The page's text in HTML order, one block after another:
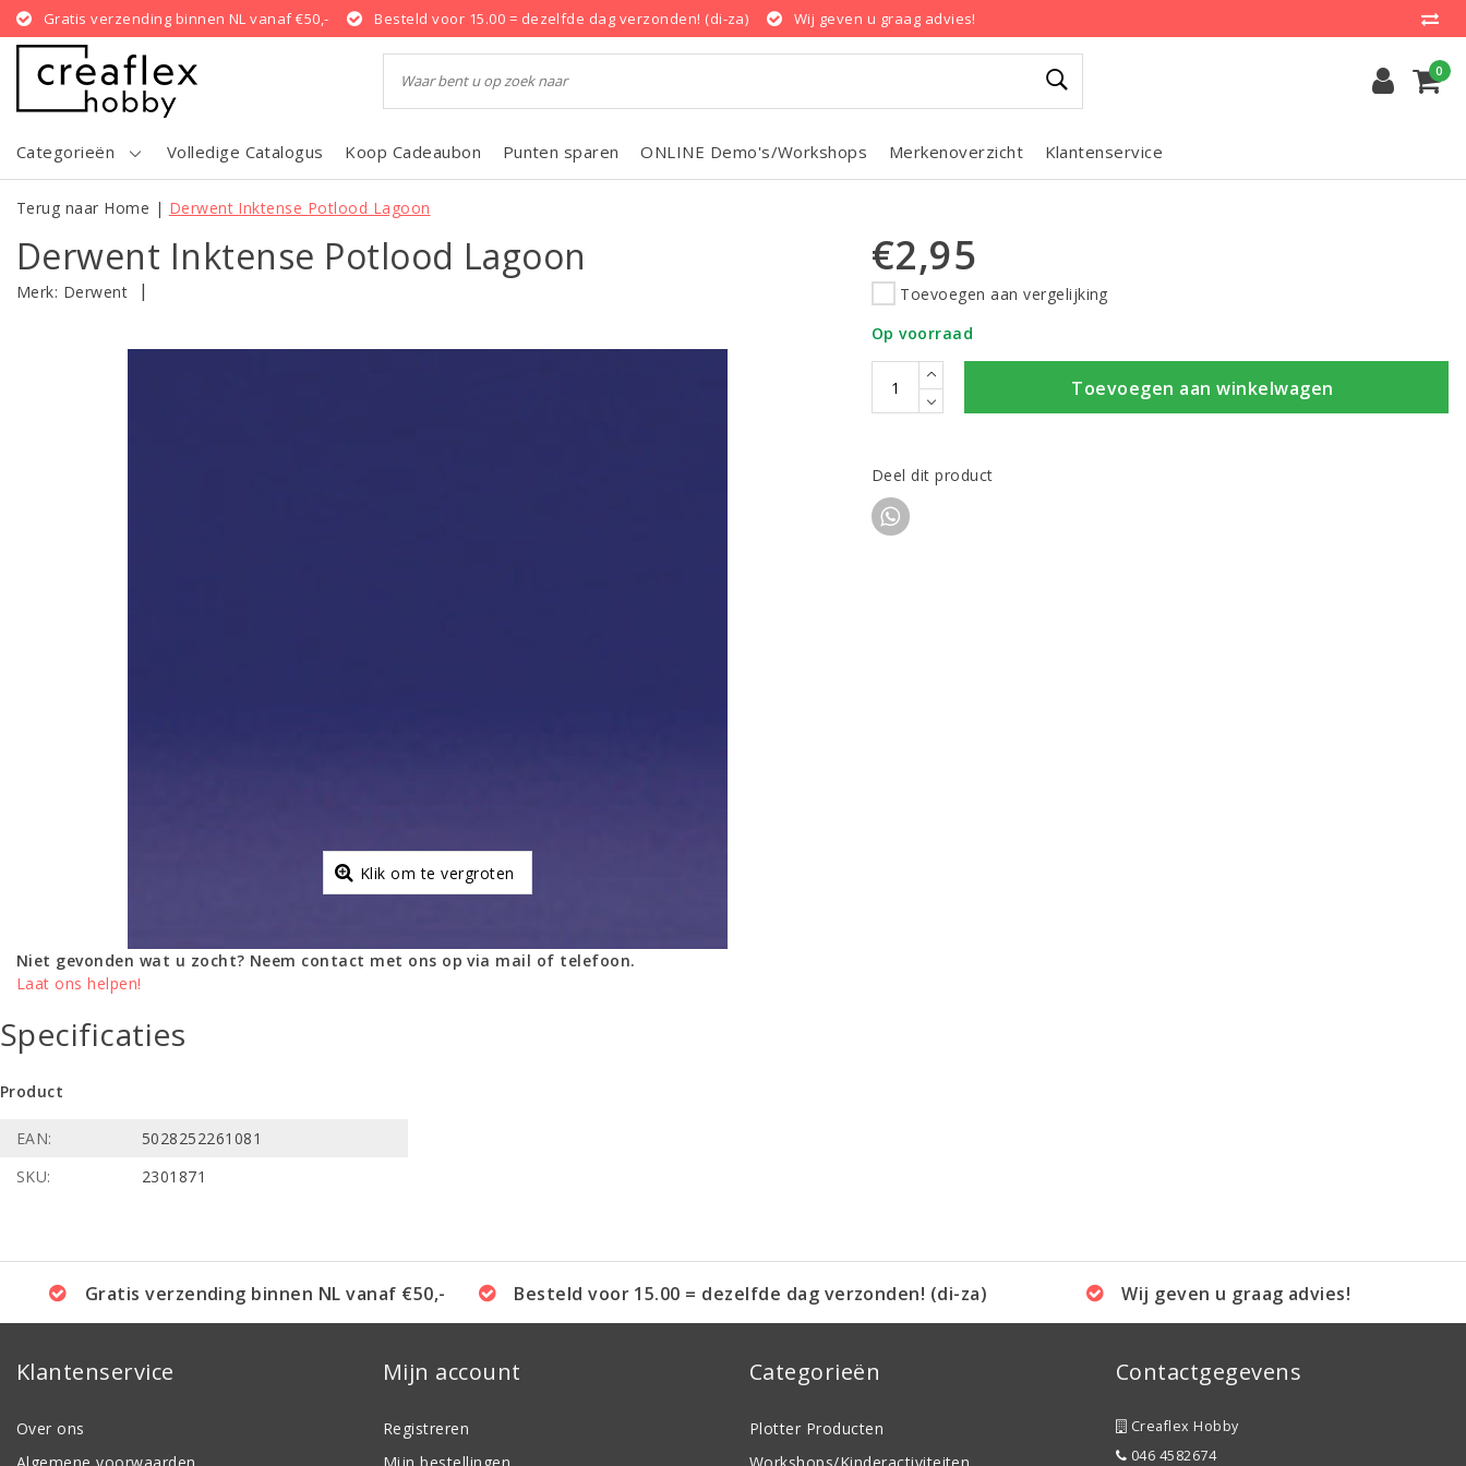
Gratis verzending binnen NL vanaf €50,- Besteld voor 15.00 = dezelfde dag verzonden! (di-za) Wij geven u graag advies!
0
Categorieën Volledige Catalogus Koop Cadeaubon Punten sparen ONLINE Demo's/Workshops Merkenoverzicht Klantenservice
Terug naar Home | Derwent Inktense Potlood Lagoon
Derwent Inktense Potlood Lagoon
Merk: Derwent |
Klik om te vergroten
€2,95
Toevoegen aan vergelijking
Op voorraad
Toevoegen aan winkelwagen
Deel dit product
Niet gevonden wat u zocht? Neem contact met ons op via mail of telefoon.
Laat ons helpen!
Specificaties
Product
EAN:
5028252261081
SKU:
2301871
Gratis verzending binnen NL vanaf €50,- Besteld voor 15.00 = dezelfde dag verzonden! (di-za) Wij geven u graag advies!
Klantenservice
Over ons
Mijn account
Registreren
Categorieën
Plotter Producten
Contactgegevens
Creaflex Hobby
046 4582674